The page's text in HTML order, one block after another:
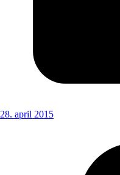
28. april 2015